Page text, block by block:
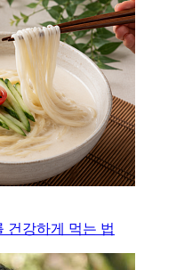
건강하게 먹는 법